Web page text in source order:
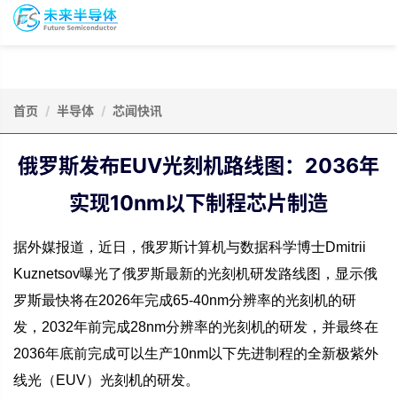
源
未
会
报
首页 半导体 芯闻快讯
俄罗斯发布EUV光刻机路线图：2036年
实现10nm以下制程芯片制造
据外媒报道，近日，俄罗斯计算机与数据科学博士Dmitrii
Kuznetsov曝光了俄罗斯最新的光刻机研发路线图，显示俄
罗斯最快将在2026年完成65-40nm分辨率的光刻机的研
发，2032年前完成28nm分辨率的光刻机的研发，并最终在
2036年底前完成可以生产10nm以下先进制程的全新极紫外
线光（EUV）光刻机的研发。